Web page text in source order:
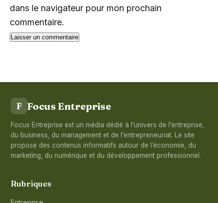
dans le navigateur pour mon prochain
commentaire.
F Focus Entreprise
Focus Entreprise est un média dédié à l’univers de l’entreprise,
du business, du management et de l’entrepreneuriat. Le site
propose des contenus informatifs autour de l’économie, du
marketing, du numérique et du développement professionnel.
Rubriques